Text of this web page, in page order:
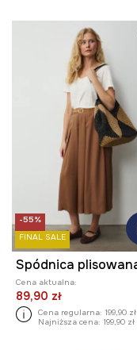
-55%
FINAL SALE
Cena aktualna:
89,90 zł
Cena regularna: 199,90 zł
Najniższa cena: 199,90 zł